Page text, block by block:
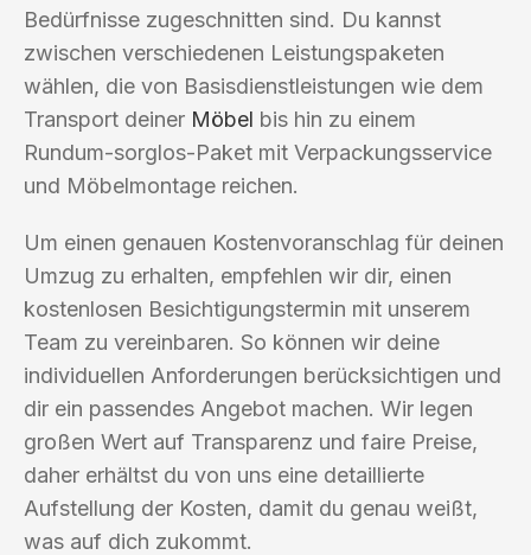
Bedürfnisse zugeschnitten sind. Du kannst
zwischen verschiedenen Leistungspaketen
wählen, die von Basisdienstleistungen wie dem
Transport deiner Möbel bis hin zu einem
Rundum-sorglos-Paket mit Verpackungsservice
und Möbelmontage reichen.
Um einen genauen Kostenvoranschlag für deinen
Umzug zu erhalten, empfehlen wir dir, einen
kostenlosen Besichtigungstermin mit unserem
Team zu vereinbaren. So können wir deine
individuellen Anforderungen berücksichtigen und
dir ein passendes Angebot machen. Wir legen
großen Wert auf Transparenz und faire Preise,
daher erhältst du von uns eine detaillierte
Aufstellung der Kosten, damit du genau weißt,
was auf dich zukommt.